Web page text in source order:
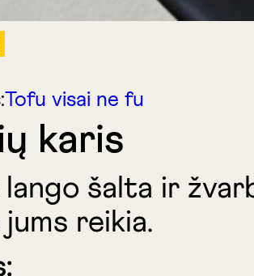
Tofu visai ne fu
karis
lango šalta ir
reikia.